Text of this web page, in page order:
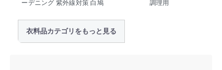
ーデニング 紫外線対策 白鳩
調理用
衣料品カテゴリをもっと見る